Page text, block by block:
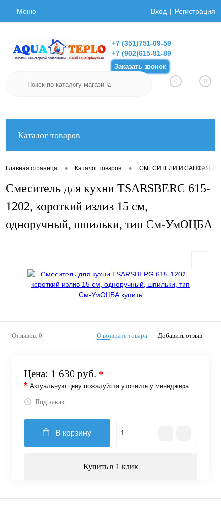
Меню Вход Регистрация
+7 (351)751-09-59
+7 (902)615-81-89
Заказать звонок
0 0
Каталог товаров
Главная страница • Каталог товаров • СМЕСИТЕЛИ И САНФАЯНС
Смеситель для кухни TSARSBERG 615-
1202, короткий излив 15 см,
одноручный, шпильки, тип См-УмОЦБА
Отзывов: 0 О возврате товара Добавить отзыв
Цена: 1 630 руб. *
* Актуальную цену пожалуйста уточните у менеджера
Под заказ
В корзину
Купить в 1 клик